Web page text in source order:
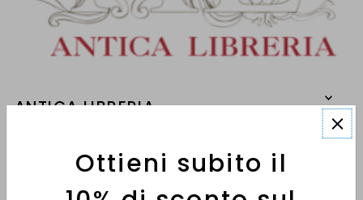
ANTICA LIBRERIA
Ottieni subito il